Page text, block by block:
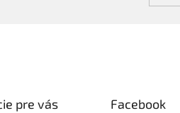
pre vás Facebook